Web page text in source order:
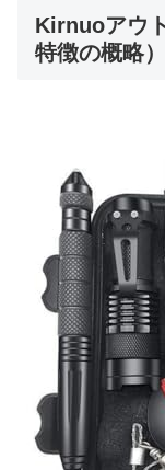
Kirnuoアウ
特徴の概略）